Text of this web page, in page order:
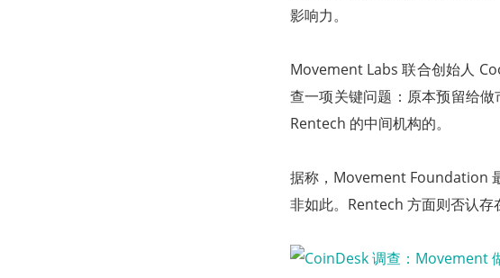
影响力。
Movement Labs 联合创始人
查一项关键问题：原本预留给
Rentech 的中间机构的。
据称，Movement Foundation
非如此。Rentech 方面则否认存